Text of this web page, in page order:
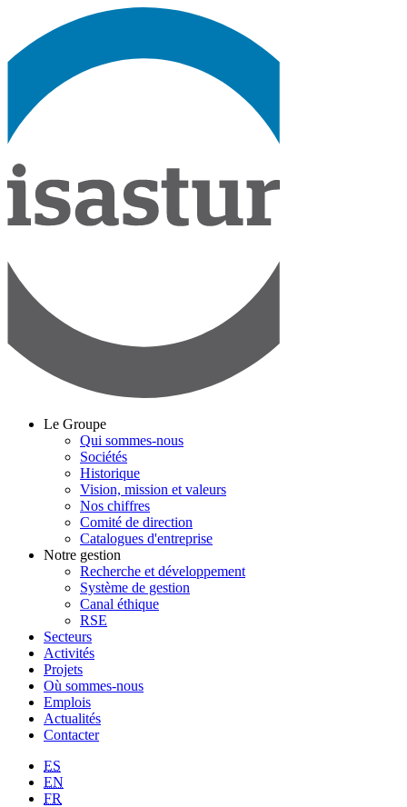
Le Groupe
Qui sommes-nous
Sociétés
Historique
Vision, mission et valeurs
Nos chiffres
Comité de direction
Catalogues d'entreprise
Notre gestion
Recherche et développement
Système de gestion
Canal éthique
RSE
Secteurs
Activités
Projets
Où sommes-nous
Emplois
Actualités
Contacter
ES
EN
FR